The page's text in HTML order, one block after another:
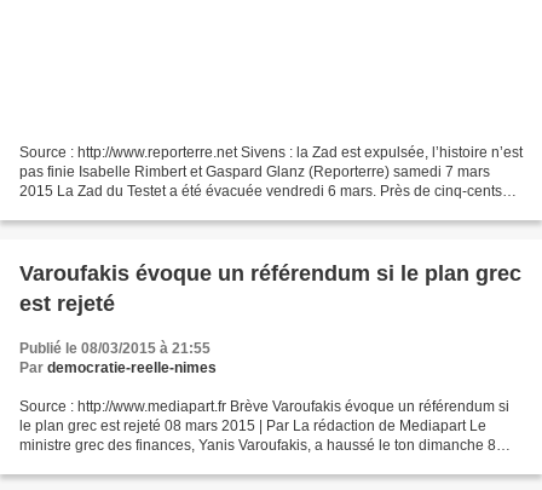
Source : http://www.reporterre.net Sivens : la Zad est expulsée, l’histoire n’est
pas finie Isabelle Rimbert et Gaspard Glanz (Reporterre) samedi 7 mars
2015 La Zad du Testet a été évacuée vendredi 6 mars. Près de cinq-cents
Varoufakis évoque un référendum si le plan grec
est rejeté
Publié le 08/03/2015 à 21:55
Par democratie-reelle-nimes
Source : http://www.mediapart.fr Brève Varoufakis évoque un référendum si
le plan grec est rejeté 08 mars 2015 | Par La rédaction de Mediapart Le
ministre grec des finances, Yanis Varoufakis, a haussé le ton dimanche 8